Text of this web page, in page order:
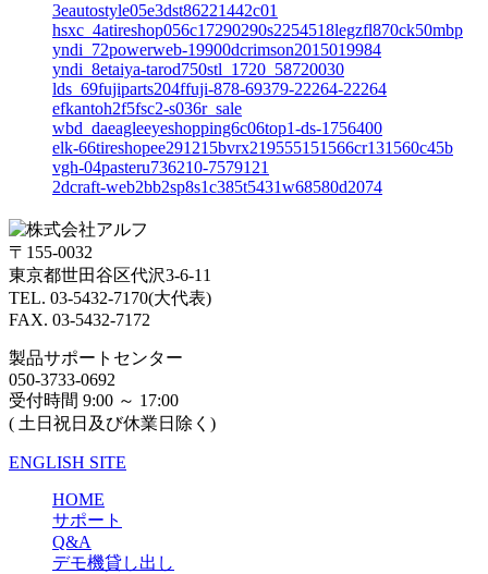
3eautostyle05e3dst86221442c01
hsxc_4atireshop056c17290290s2254518legzfl870ck50mbp
yndi_72powerweb-19900dcrimson2015019984
yndi_8etaiya-tarod750stl_1720_58720030
lds_69fujiparts204ffuji-878-69379-22264-22264
efkantoh2f5fsc2-s036r_sale
wbd_daeagleeyeshopping6c06top1-ds-1756400
elk-66tireshopee291215bvrx219555151566cr131560c45b
vgh-04pasteru736210-7579121
2dcraft-web2bb2sp8s1c385t5431w68580d2074
〒155-0032
東京都世田谷区代沢3-6-11
TEL. 03-5432-7170(大代表)
FAX. 03-5432-7172
製品サポートセンター
050-3733-0692
受付時間 9:00 ～ 17:00
( 土日祝日及び休業日除く)
ENGLISH SITE
HOME
サポート
Q&A
デモ機貸し出し